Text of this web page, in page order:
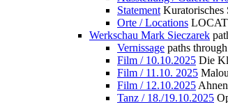
Statement Kuratorisches
Orte / Locations
Werkschau Mark Sieczarek
Vernissage paths
Film / 10.10.2025 Die
Film / 11.10. 2025
Film / 12.10.2025
Tanz / 18./19.10.2025